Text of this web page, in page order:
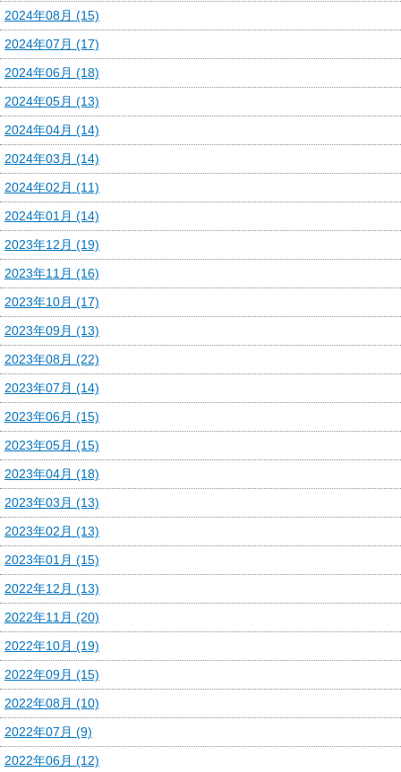
2024年08月 (15)
2024年07月 (17)
2024年06月 (18)
2024年05月 (13)
2024年04月 (14)
2024年03月 (14)
2024年02月 (11)
2024年01月 (14)
2023年12月 (19)
2023年11月 (16)
2023年10月 (17)
2023年09月 (13)
2023年08月 (22)
2023年07月 (14)
2023年06月 (15)
2023年05月 (15)
2023年04月 (18)
2023年03月 (13)
2023年02月 (13)
2023年01月 (15)
2022年12月 (13)
2022年11月 (20)
2022年10月 (19)
2022年09月 (15)
2022年08月 (10)
2022年07月 (9)
2022年06月 (12)